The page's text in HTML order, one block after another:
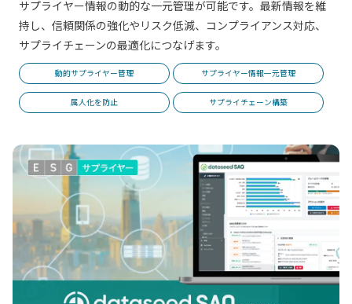
サプライヤー情報の動的な一元管理が可能です。最新情報を維
持し、信頼関係の強化やリスク低減、コンプライアンス対応、
サプライチェーンの最適化につなげます。
動的サプライヤー管理 サプライヤー情報一元管理
属人化を防止 サプライチェーン構築